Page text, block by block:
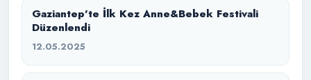
Gaziantep’te İlk Kez Anne&Bebek Festivali
Düzenlendi
12.05.2025